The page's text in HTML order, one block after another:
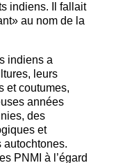
indiens. Il fallait
au nom de la
indiens a
leurs
et coutumes,
années
des
et
autochtones.
PNMI à l’égard